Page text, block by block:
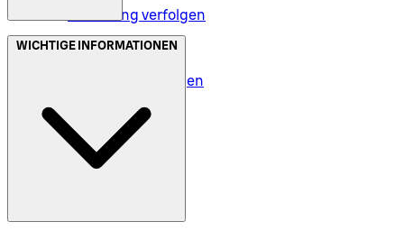
Bestellung verfolgen
Datenschutz (DE)
Geschäftsbedingungen
Meine Daten (AT)
WICHTIGE INFORMATIONEN